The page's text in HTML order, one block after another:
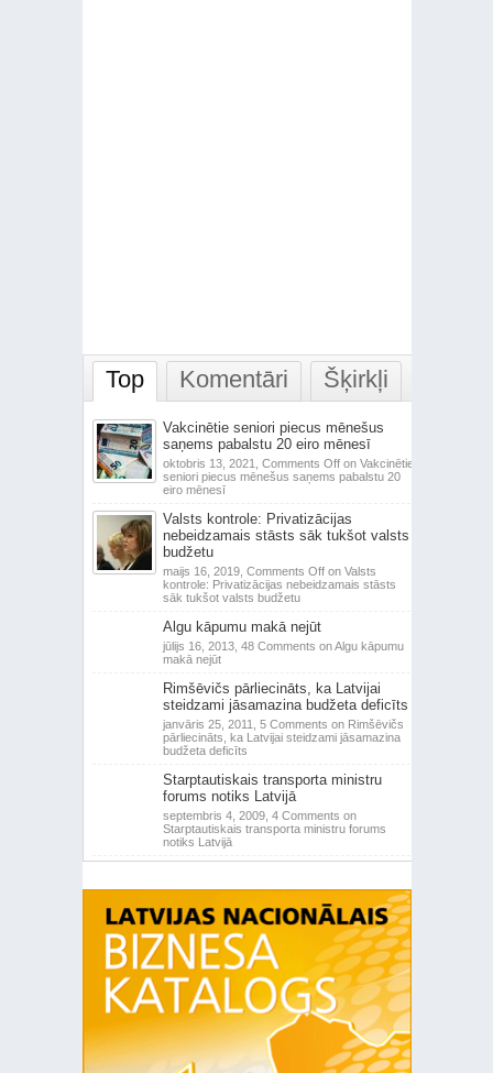
Top Komentāri Šķirkļi
Vakcinētie seniori piecus mēnešus
saņems pabalstu 20 eiro mēnesī
oktobris 13, 2021, Comments Offon Vakcinētie
seniori piecus mēnešus saņems pabalstu 20
eiro mēnesī
Valsts kontrole: Privatizācijas
nebeidzamais stāsts sāk tukšot valsts
budžetu
maijs 16, 2019, Comments Offon Valsts
kontrole: Privatizācijas nebeidzamais stāsts
sāk tukšot valsts budžetu
Algu kāpumu makā nejūt
jūlijs 16, 2013, 48 Comments on Algu kāpumu
makā nejūt
Rimšēvičs pārliecināts, ka Latvijai
steidzami jāsamazina budžeta deficīts
janvāris 25, 2011, 5 Comments on Rimšēvičs
pārliecināts, ka Latvijai steidzami jāsamazina
budžeta deficīts
Starptautiskais transporta ministru
forums notiks Latvijā
septembris 4, 2009, 4 Comments on
Starptautiskais transporta ministru forums
notiks Latvijā